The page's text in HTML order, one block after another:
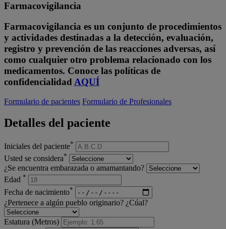
Farmacovigilancia
Farmacovigilancia es un conjunto de procedimientos
y actividades destinadas a la detección, evaluación,
registro y prevención de las reacciones adversas, así
como cualquier otro problema relacionado con los
medicamentos. Conoce las políticas de
confidencialidad AQUÍ
Formulario de pacientes Formulario de Profesionales
Detalles del paciente
Iniciales del paciente*
Usted se considera*
¿Se encuentra embarazada o amamantando?
Edad *
Fecha de nacimiento*
¿Pertenece a algún pueblo originario? ¿Cúal?
Estatura (Metros)